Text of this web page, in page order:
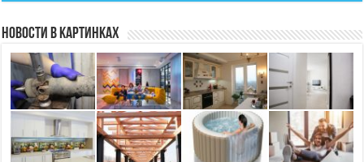
Новости в картинках